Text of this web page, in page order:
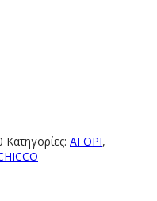
Κατηγορίες: ΑΓΟΡΙ,